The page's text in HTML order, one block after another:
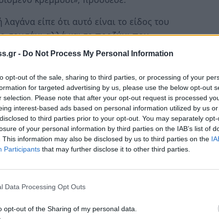
- Do Not Process My Personal Information
opt-out of the sale, sharing to third parties, or processing of your
for targeted advertising by us, please use the below opt-out
selection. Please note that after your opt-out request is processed
interest-based ads based on personal information utilized by us
to third parties prior to your opt-out. You may separately
of your personal information by third parties on the IAB’s list of
This information may also be disclosed by us to third parties on the
Participants that may further disclose it to other third parties.
Data Processing Opt Outs
opt-out of the Sharing of my personal data.
είπε ότι αυτό είναι το είδος του
σουσάμι αλλά και το προζύμι που
περίπου έξι εβδομάδες για την
στον κόσμο την παράδοση»
αυτές τις παραδοσιακές συνταγές που
του υπενθυμίσουμε αυτήν την παράδοση»,
γύρω στα 300-350 γραμμάρια, μια
με δυο λαγάνες για την καθαρά Δευτέρα»,